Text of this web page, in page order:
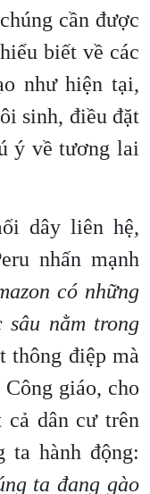
cần được
biết về các
như hiện tại,
sinh, điều đặt
ý về tương lai
dây liên hệ,
nhấn mạnh
có những
sâu nằm trong
thông điệp mà
giáo, cho
dân cư trên
ta hành động:
ta đang gào